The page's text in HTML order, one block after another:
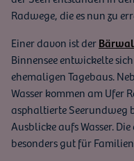
Radwege, die es nun zu
Einer davon ist der
Binnensee entwickelte
ehemaligen Tagebaus.
Wasser kommen am Ufer
asphaltierte Seerundweg
Ausblicke aufs Wasser.
besonders gut für